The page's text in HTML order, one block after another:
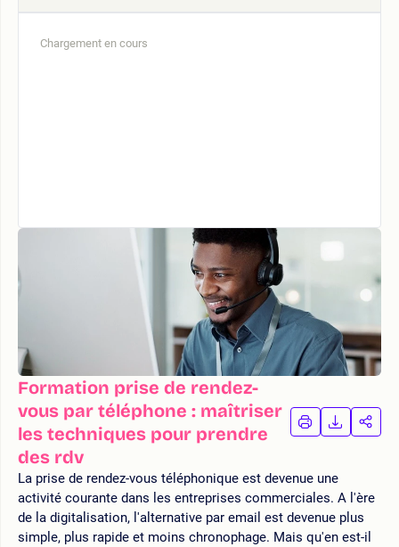
Formation prise de rendez-
vous par téléphone : maîtriser
les techniques pour prendre
des rdv
IMPRIMER
LA
LA
La prise de rendez-vous téléphonique est devenue une
activité courante dans les entreprises commerciales. A l'ère
de la digitalisation, l'alternative par email est devenue plus
simple, plus rapide et moins chronophage. Mais qu'en est-il